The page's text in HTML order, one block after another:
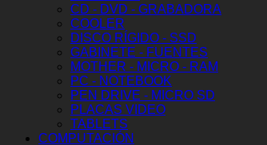
CD - DVD - GRABADORA
COOLER
DISCO RÍGIDO - SSD
GABINETE - FUENTES
MOTHER - MICRO - RAM
PC - NOTEBOOK
PEN DRIVE - MICRO SD
PLACAS VIDEO
TABLETS
COMPUTACIÓN